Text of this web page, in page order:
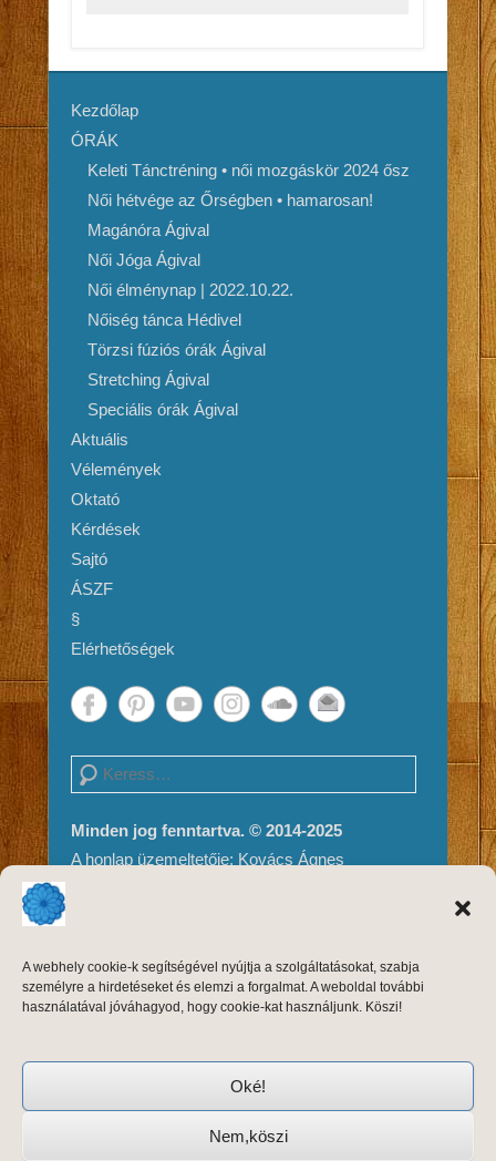
A webhely cookie-k segítségével nyújtja a szolgáltatásokat, szabja
személyre a hirdetéseket és elemzi a forgalmat. A weboldal további
használatával jóváhagyod, hogy cookie-kat használjunk. Köszi!
Oké!
Nem,köszi
Kezdőlap
ÓRÁK
Keleti Tánctréning • női mozgáskör 2024 ősz
Női hétvége az Őrségben • hamarosan!
Magánóra Ágival
Női Jóga Ágival
Női élménynap | 2022.10.22.
Nőiség tánca Hédivel
Törzsi fúziós órák Ágival
Stretching Ágival
Speciális órák Ágival
Aktuális
Vélemények
Oktató
Kérdések
Sajtó
ÁSZF
§
Elérhetőségek
Search
Minden jog fenntartva. © 2014-2025
A honlap üzemeltetője: Kovács Ágnes
jogvédelem alatt áll, másolni, módosítani
kizárólag a szerző, Kovács Ágnes írásos
Keleti Tánctréning